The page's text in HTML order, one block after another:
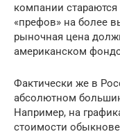
компании
«префов» на более
рыночная цена
американском
Фактически же в
абсолютном
Например, на
стоимости